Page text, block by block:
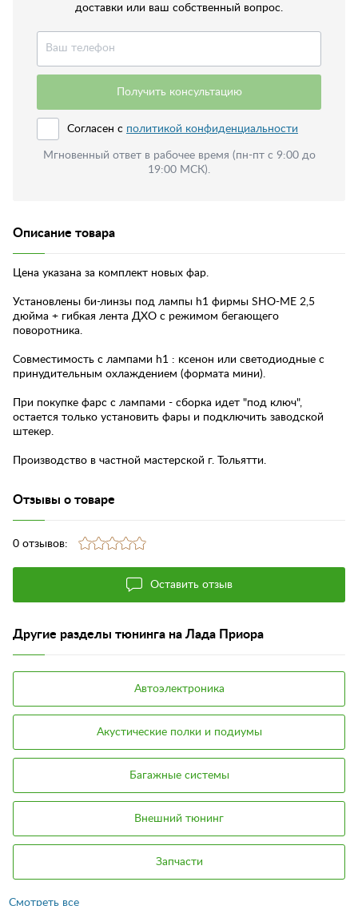
доставки или ваш собственный вопрос.
Получить консультацию
Согласен с политикой конфиденциальности
Мгновенный ответ в рабочее время (пн-пт с 9:00 до
19:00 МСК).
Описание товара
Цена указана за комплект новых фар.
Установлены би-линзы под лампы h1 фирмы SHO-ME 2,5
дюйма + гибкая лента ДХО с режимом бегающего
поворотника.
Совместимость с лампами h1 : ксенон или светодиодные с
принудительным охлаждением (формата мини).
При покупке фарс с лампами - сборка идет "под ключ",
остается только установить фары и подключить заводской
штекер.
Производство в частной мастерской г. Тольятти.
Отзывы о товаре
0 отзывов:
Оставить отзыв
Другие разделы тюнинга на Лада Приора
Автоэлектроника
Акустические полки и подиумы
Багажные системы
Внешний тюнинг
Запчасти